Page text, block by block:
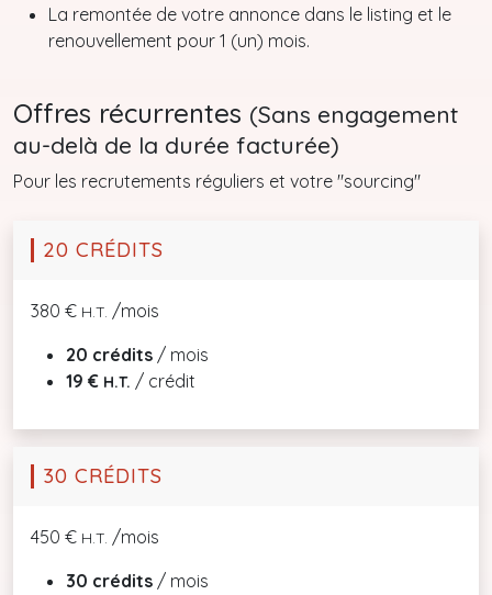
La remontée de votre annonce dans le listing et le
renouvellement pour 1 (un) mois.
Offres récurrentes (Sans engagement
au-delà de la durée facturée)
Pour les recrutements réguliers et votre "sourcing"
20 CRÉDITS
380 € H.T. /mois
20 crédits / mois
19 € H.T. / crédit
30 CRÉDITS
450 € H.T. /mois
30 crédits / mois